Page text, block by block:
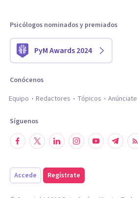
Psicólogos nominados y premiados
PyM Awards 2024
Conócenos
Equipo
Redactores Tópicos Anúnciate
Síguenos
Accede Regístrate